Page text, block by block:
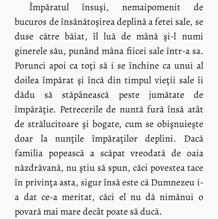
Împăratul însuşi, nemaipomenit de
bucuros de însănătoşirea deplină a fetei sale, se
duse către băiat, îl luă de mână şi-l numi
ginerele său, punând mâna fiicei sale într-a sa.
Porunci apoi ca toţi să i se închine ca unui al
doilea împărat şi încă din timpul vieţii sale îi
dădu să stăpânească peste jumătate de
împărăţie. Petrecerile de nuntă fură însă atât
de strălucitoare şi bogate, cum se obişnuieşte
doar la nunţile împăraţilor deplini. Dacă
familia popească a scăpat vreodată de oaia
năzdrăvană, nu ştiu să spun, căci povestea tace
în privinţa asta, sigur însă este că Dumnezeu i-
a dat ce-a meritat, căci el nu dă nimănui o
povară mai mare decât poate să ducă.